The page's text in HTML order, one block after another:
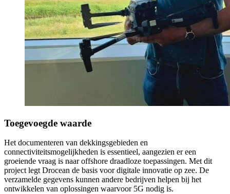
Toegevoegde waarde
Het documenteren van dekkingsgebieden en
connectiviteitsmogelijkheden is essentieel, aangezien er een
groeiende vraag is naar offshore draadloze toepassingen. Met dit
project legt Drocean de basis voor digitale innovatie op zee. De
verzamelde gegevens kunnen andere bedrijven helpen bij het
ontwikkelen van oplossingen waarvoor 5G nodig is.